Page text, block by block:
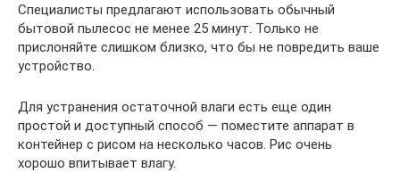
Специалисты предлагают использовать обычный
бытовой пылесос не менее 25 минут. Только не
прислоняйте слишком близко, что бы не повредить ваше
устройство.
Для устранения остаточной влаги есть еще один
простой и доступный способ — поместите аппарат в
контейнер с рисом на несколько часов. Рис очень
хорошо впитывает влагу.